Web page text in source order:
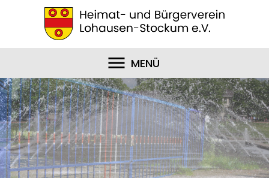
MENÜ